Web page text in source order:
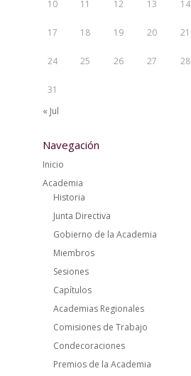
10 11 12 13 14
17 18 19 20 21
24 25 26 27 28
31
« Jul
Navegación
Inicio
Academia
Historia
Junta Directiva
Gobierno de la Academia
Miembros
Sesiones
Capítulos
Academias Regionales
Comisiones de Trabajo
Condecoraciones
Premios de la Academia